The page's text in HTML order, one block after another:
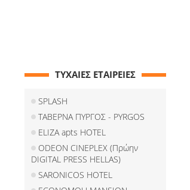
ΤΥΧΑΙΕΣ ΕΤΑΙΡΕΙΕΣ
SPLASH
ΤΑΒΕΡΝΑ ΠΥΡΓΟΣ - PYRGOS
ELIZA apts HOTEL
ODEON CINEPLEX (Πρώην
DIGITAL PRESS HELLAS)
SARONICOS HOTEL